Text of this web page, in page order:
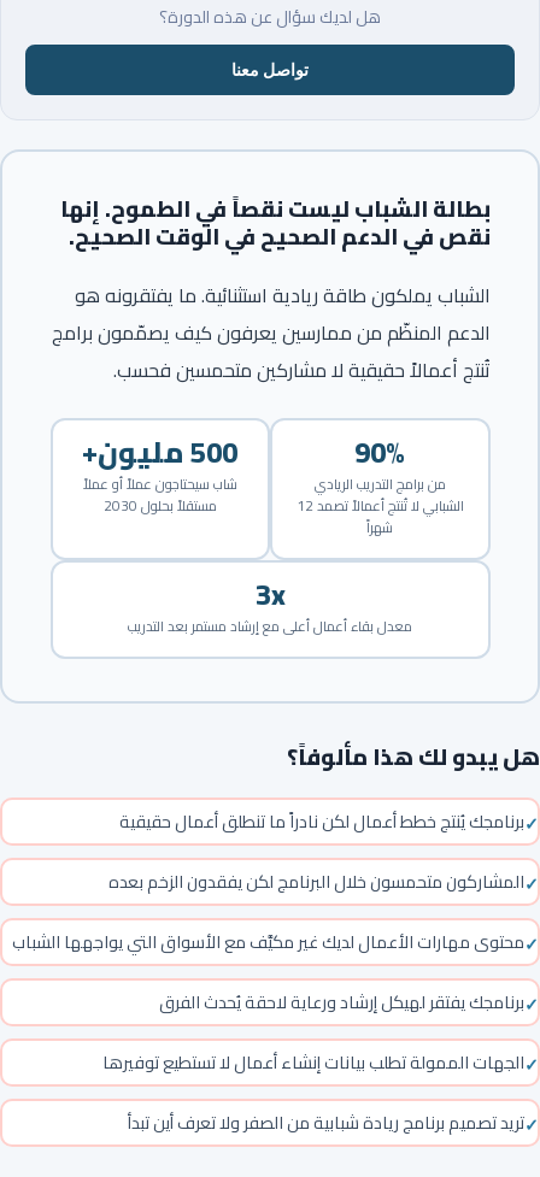
هل لديك سؤال عن هذه الدورة؟
تواصل معنا
بطالة الشباب ليست نقصاً في الطموح. إنها
نقص في الدعم الصحيح في الوقت الصحيح.
الشباب يملكون طاقة ريادية استثنائية. ما يفتقرونه هو
الدعم المنظّم من ممارسين يعرفون كيف يصمّمون برامج
تُنتج أعمالاً حقيقية لا مشاركين متحمسين فحسب.
500 مليون+
شاب سيحتاجون عملاً أو عملاً
مستقلاً بحلول 2030
90%
من برامج التدريب الريادي
الشبابي لا تُنتج أعمالاً تصمد 12
شهراً
3x
معدل بقاء أعمال أعلى مع إرشاد مستمر بعد التدريب
هل يبدو لك هذا مألوفاً؟
برنامجك يُنتج خطط أعمال لكن نادراً ما تنطلق أعمال حقيقية
المشاركون متحمسون خلال البرنامج لكن يفقدون الزخم بعده
محتوى مهارات الأعمال لديك غير مكيَّف مع الأسواق التي يواجهها الشباب
برنامجك يفتقر لهيكل إرشاد ورعاية لاحقة يُحدث الفرق
الجهات الممولة تطلب بيانات إنشاء أعمال لا تستطيع توفيرها
تريد تصميم برنامج ريادة شبابية من الصفر ولا تعرف أين تبدأ